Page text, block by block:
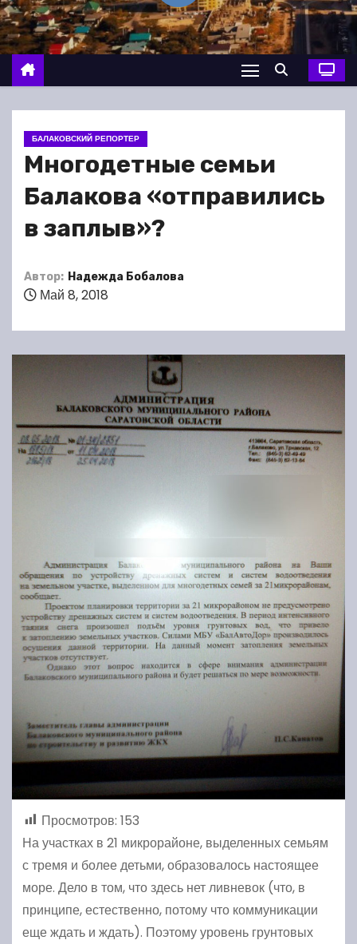
о
м
у
БАЛАКОВСКИЙ РЕПОРТЕР
Многодетные семьи
Балакова «отправились
в заплыв»?
Автор: Надежда Бобалова
Май 8, 2018
Просмотров: 153
На участках в 21 микрорайоне, выделенных семьям
с тремя и более детьми, образовалось настоящее
море. Дело в том, что здесь нет ливневок (что, в
принципе, естественно, потому что коммуникации
еще ждать и ждать). Поэтому уровень грунтовых